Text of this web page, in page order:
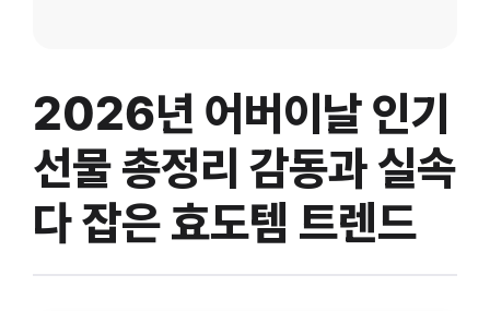
2026년 어버이날 인기
선물 총정리 감동과 실속
다 잡은 효도템 트렌드